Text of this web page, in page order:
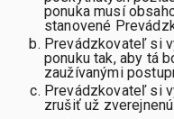
ponuka musí
stanovené
Prevádzkovateľ si
ponuku tak, aby tá
zaužívanými
Prevádzkovateľ si
zrušiť už